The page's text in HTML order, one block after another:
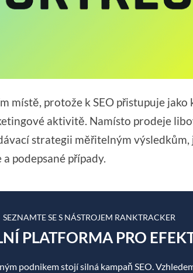
místě, protože k SEO přistupuje
aktivitě. Namísto prodeje
strategii měřitelným
podepsané případy.
SEZNAMTE SE S NÁSTROJEM RANKTRACKER
PLATFORMA PRO
podnikem stojí silná kampaň SEO.